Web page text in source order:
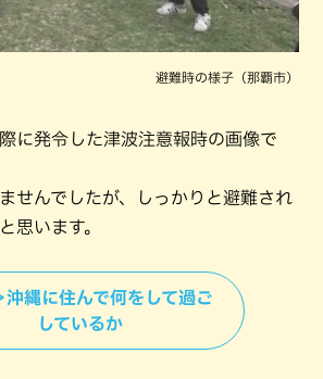
避難時の様子（那覇市）
に発令した津波注意報時の画像で
せんでしたが、しっかりと避難され
思います。
沖縄に住んで何をして過ご
しているか